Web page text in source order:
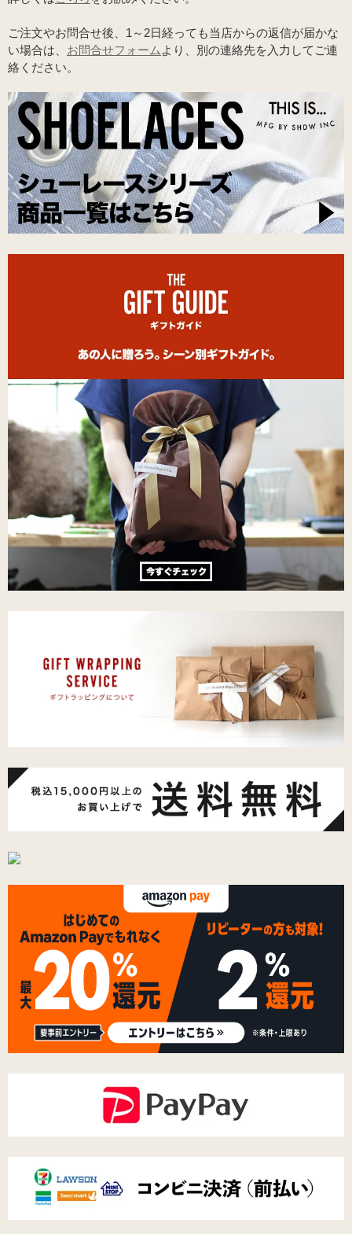
ご注文やお問合せ後、1～2日経っても当店からの返信が届かな
い場合は、 お問合せフォームより、別の連絡先を入力してご連
絡ください。